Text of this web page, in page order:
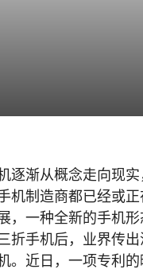
逐渐从概念走向现
机制造商都已经或
，一种全新的手机
折手机后，业界传
。近日，一项专利